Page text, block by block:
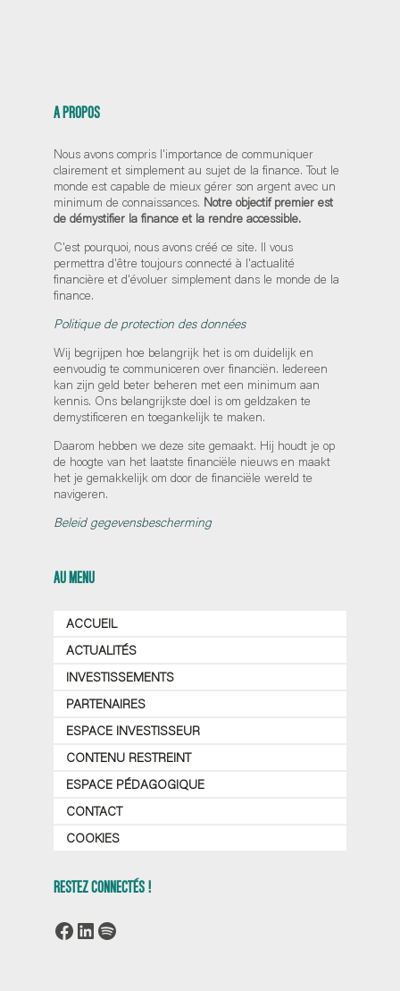
A PROPOS
Nous avons compris l'importance de communiquer
clairement et simplement au sujet de la finance. Tout le
monde est capable de mieux gérer son argent avec un
minimum de connaissances. Notre objectif premier est
de démystifier la finance et la rendre accessible.
C'est pourquoi, nous avons créé ce site. Il vous
permettra d'être toujours connecté à l'actualité
financière et d'évoluer simplement dans le monde de la
finance.
Politique de protection des données
Wij begrijpen hoe belangrijk het is om duidelijk en
eenvoudig te communiceren over financiën. Iedereen
kan zijn geld beter beheren met een minimum aan
kennis. Ons belangrijkste doel is om geldzaken te
demystificeren en toegankelijk te maken.
Daarom hebben we deze site gemaakt. Hij houdt je op
de hoogte van het laatste financiële nieuws en maakt
het je gemakkelijk om door de financiële wereld te
navigeren.
Beleid gegevensbescherming
AU MENU
ACCUEIL
ACTUALITÉS
INVESTISSEMENTS
PARTENAIRES
ESPACE INVESTISSEUR
CONTENU RESTREINT
ESPACE PÉDAGOGIQUE
CONTACT
COOKIES
RESTEZ CONNECTÉS !
Facebook
LinkedIn
Spotify